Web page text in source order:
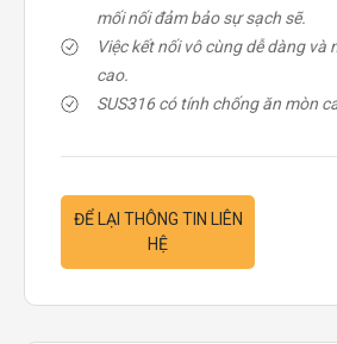
mối nối đảm bảo sự sạch sẽ.
Việc kết nối vô cùng dễ dàng và
cao.
SUS316 có tính chống ăn mòn
ĐỂ LẠI THÔNG TIN LIÊN
HỆ